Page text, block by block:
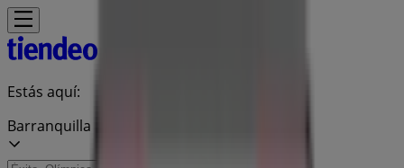
Estás aquí:
Barranquilla